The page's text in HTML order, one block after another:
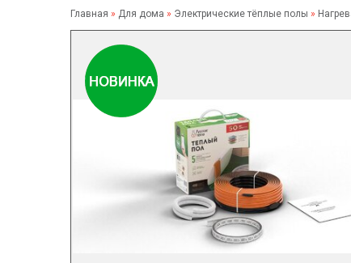
Главная » Для дома » Электрические тёплые полы »